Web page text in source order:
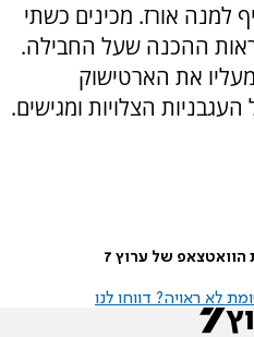
למנה אורז. מכינים כשתי
ההכנה שעל החבילה.
את הארטישוק
הצלויות ומגישים.
של ערוץ 7
לא ראויה? דווחו לנו